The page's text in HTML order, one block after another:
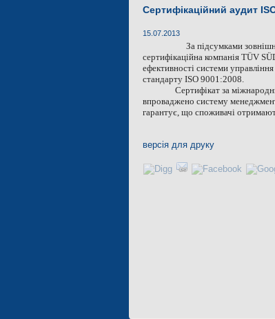
Сертифікаційний аудит
15.07.2013
За підсумками
сертифікаційна компанія TÜV
ефективності системи
стандарту ISO 9001:2008.
Сертифікат за
впроваджено систему
гарантує, що споживачі
версія для друку